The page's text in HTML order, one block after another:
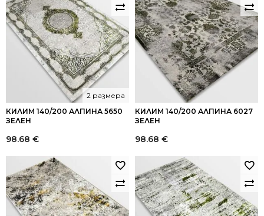
КИЛИМ 140/200 АЛПИНА 5650
ЗЕЛЕН
2 размера
98.68 €
КИЛИМ 140/200 АЛПИНА 6027
ЗЕЛЕН
98.68 €